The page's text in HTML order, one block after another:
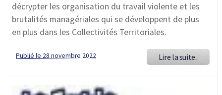
décrypter les organisation du travail violente et les
brutalités managériales qui se développent de plus
en plus dans les Collectivités Territoriales.
Publié le 28 novembre 2022 Lire la suite..